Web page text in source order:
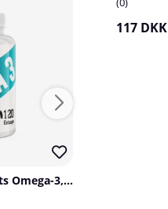
117 DKK
Swedish Supplements Omega-3, 120 caps
46